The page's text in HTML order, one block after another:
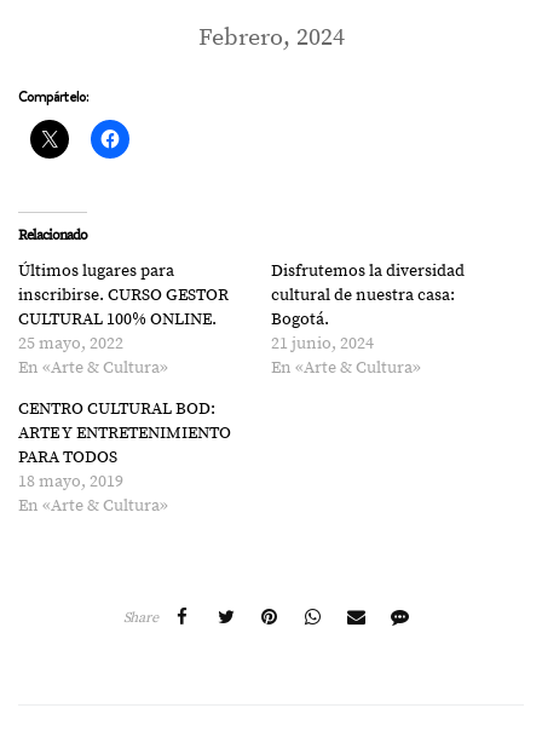
Febrero, 2024
Compártelo:
Relacionado
Últimos lugares para
inscribirse. CURSO GESTOR
CULTURAL 100% ONLINE.
25 mayo, 2022
En «Arte & Cultura»
Disfrutemos la diversidad
cultural de nuestra casa:
Bogotá.
21 junio, 2024
En «Arte & Cultura»
CENTRO CULTURAL BOD:
ARTE Y ENTRETENIMIENTO
PARA TODOS
18 mayo, 2019
En «Arte & Cultura»
Share